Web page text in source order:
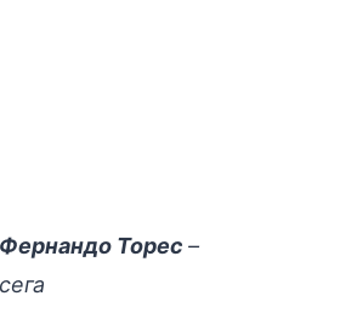
Фернандо Торес–
сега